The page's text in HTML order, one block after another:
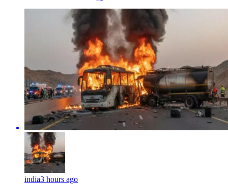
india3 hours ago